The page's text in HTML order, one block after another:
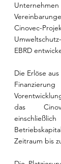
Cinovec-
EBRD
Die Erlöse
das
Zeitraum bis